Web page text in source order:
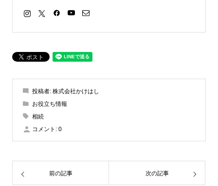
投稿者: 株式会社かけはし
お役立ち情報
相続
コメント: 0
前の記事 次の記事